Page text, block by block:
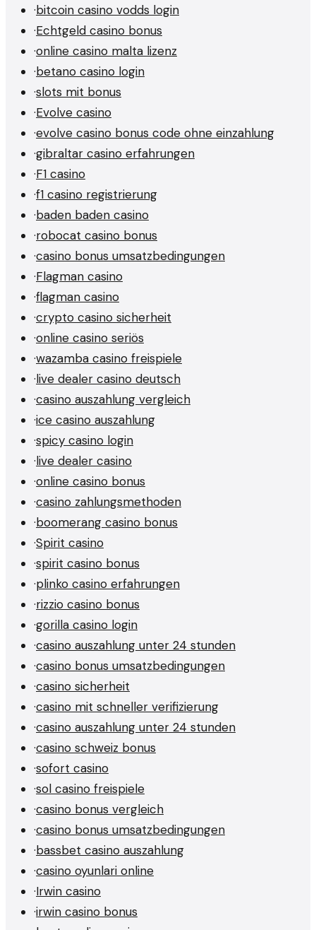
·bitcoin casino vodds login
·Echtgeld casino bonus
·online casino malta lizenz
·betano casino login
·slots mit bonus
·Evolve casino
·evolve casino bonus code ohne einzahlung
·gibraltar casino erfahrungen
·F1 casino
·f1 casino registrierung
·baden baden casino
·robocat casino bonus
·casino bonus umsatzbedingungen
·Flagman casino
·flagman casino
·crypto casino sicherheit
·online casino seriös
·wazamba casino freispiele
·live dealer casino deutsch
·casino auszahlung vergleich
·ice casino auszahlung
·spicy casino login
·live dealer casino
·online casino bonus
·casino zahlungsmethoden
·boomerang casino bonus
·Spirit casino
·spirit casino bonus
·plinko casino erfahrungen
·rizzio casino bonus
·gorilla casino login
·casino auszahlung unter 24 stunden
·casino bonus umsatzbedingungen
·casino sicherheit
·casino mit schneller verifizierung
·casino auszahlung unter 24 stunden
·casino schweiz bonus
·sofort casino
·sol casino freispiele
·casino bonus vergleich
·casino bonus umsatzbedingungen
·bassbet casino auszahlung
·casino oyunlari online
·Irwin casino
·irwin casino bonus